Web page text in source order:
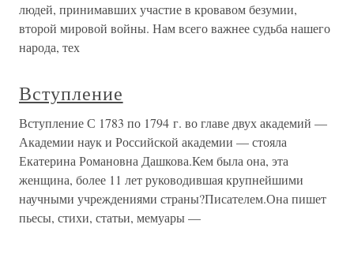
людей, принимавших участие в кровавом безумии,
второй мировой войны. Нам всего важнее судьба нашего
народа, тех
Вступление
Вступление С 1783 по 1794 г. во главе двух академий —
Академии наук и Российской академии — стояла
Екатерина Романовна Дашкова.Кем была она, эта
женщина, более 11 лет руководившая крупнейшими
научными учреждениями страны?Писателем.Она пишет
пьесы, стихи, статьи, мемуары —